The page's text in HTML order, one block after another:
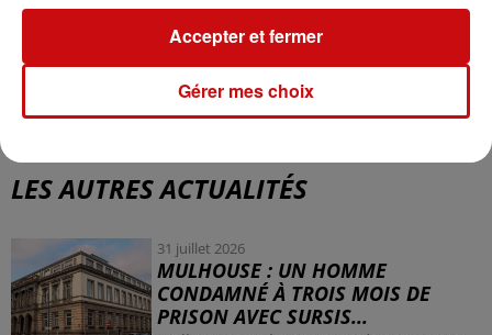
à un stade de football."
LES AUTRES ACTUALITÉS
31 juillet 2026
MULHOUSE : UN HOMME
CONDAMNÉ À TROIS MOIS DE
PRISON AVEC SURSIS...
Gérer mes choix
Accepter et fermer